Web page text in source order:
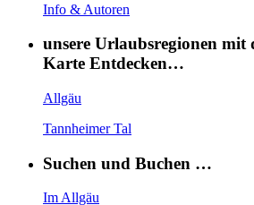
Info & Autoren
unsere Urlaubsregionen
Karte Entdecken…
Allgäu
Tannheimer Tal
Suchen und Buchen …
Im Allgäu